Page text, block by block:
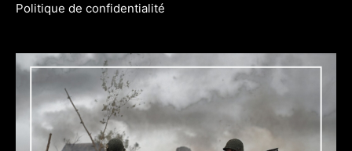
Politique de confidentialité